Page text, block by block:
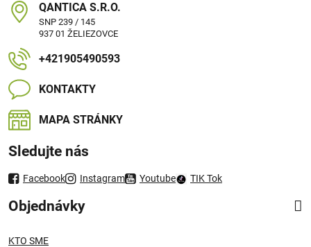
QANTICA S​.R​.O​.
SNP 239 / 145
937 01 ŽELIEZOVCE
+421905490593
KONTAKTY
MAPA STRÁNKY
Sledujte nás
Facebook Instagram Youtube TIK Tok
Objednávky
KTO SME